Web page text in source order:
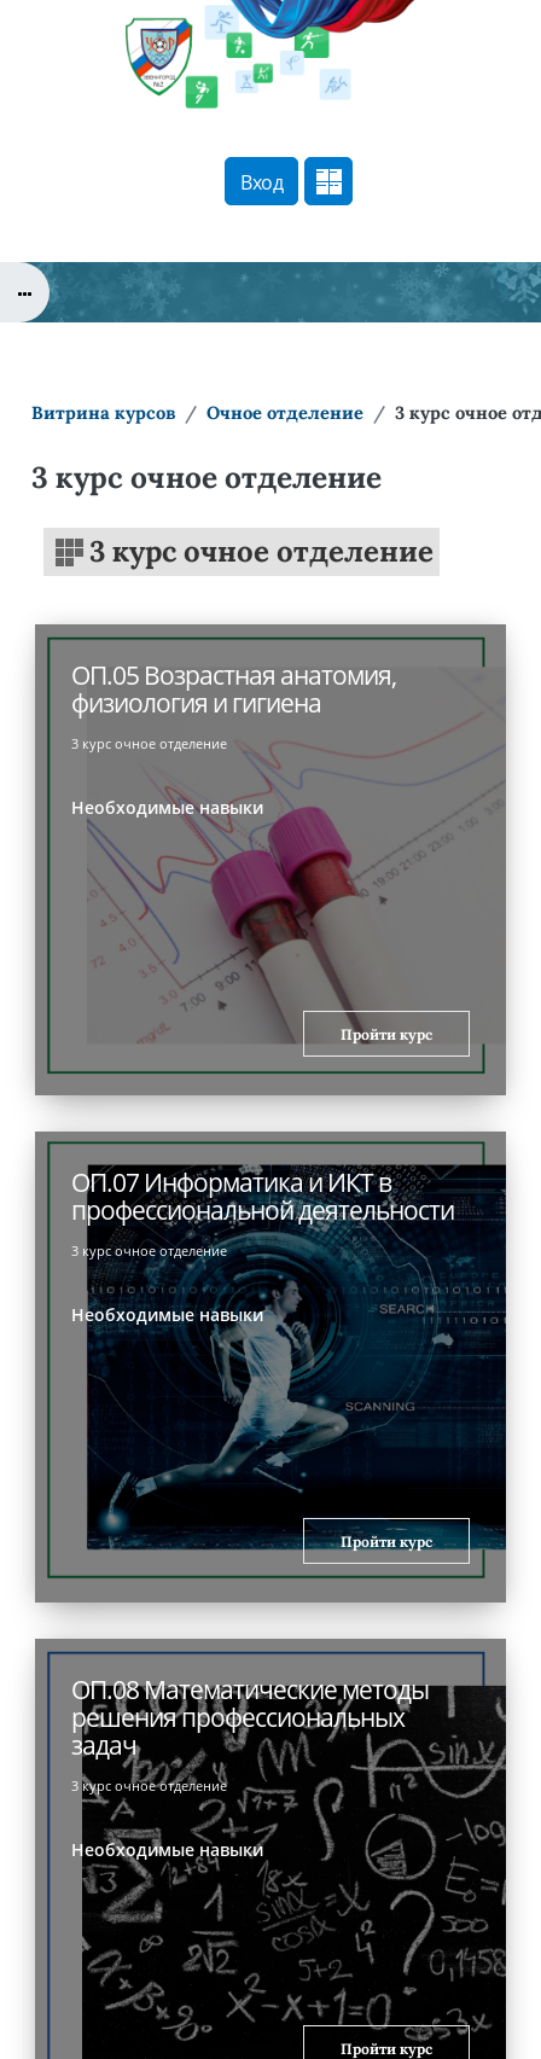
Перейти к основному содержанию
Вход
Маршрут внедрения
Витрина курсов Очное отделение 3 курс очное
3 курс очное отделение
3 курс очное отделение
ОП.05 Возрастная анатомия,
физиология и гигиена
3 курс очное отделение
Необходимые навыки
Пройти курс
ОП.07 Информатика и ИКТ в
профессиональной деятельности
3 курс очное отделение
Необходимые навыки
Пройти курс
ОП.08 Математические методы
решения профессиональных
задач
3 курс очное отделение
Необходимые навыки
Пройти курс